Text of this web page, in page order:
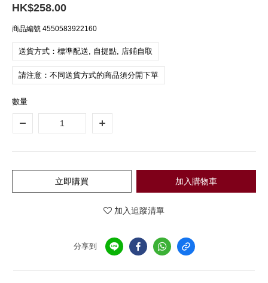
HK$258.00
商品編號 4550583922160
送貨方式：標準配送, 自提點, 店鋪自取
請注意：不同送貨方式的商品須分開下單
數量
加入購物車
立即購買
加入追蹤清單
分享到